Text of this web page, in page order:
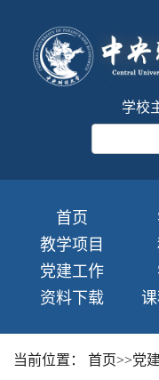
学校
首页
教学项目
党建工作
资料下载
当前位置： 首页>>党